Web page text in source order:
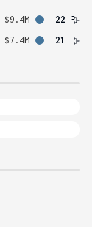
$9.4M
22
$7.4M 21